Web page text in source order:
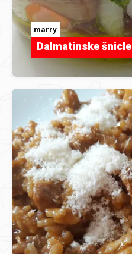
marry
Dalmatinske šnicle